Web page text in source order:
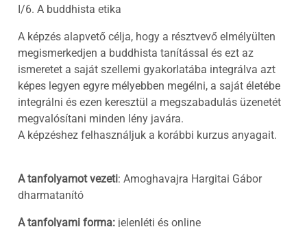
I/6. A buddhista etika
A képzés alapvető célja, hogy a résztvevő elmélyülten
megismerkedjen a buddhista tanítással és ezt az
ismeretet a saját szellemi gyakorlatába integrálva azt
képes legyen egyre mélyebben megélni, a saját életébe
integrálni és ezen keresztül a megszabadulás üzenetét
megvalósítani minden lény javára.
A képzéshez felhasználjuk a korábbi kurzus anyagait.
A tanfolyamot vezeti: Amoghavajra Hargitai Gábor
dharmatanító
A tanfolyami forma: jelenléti és online